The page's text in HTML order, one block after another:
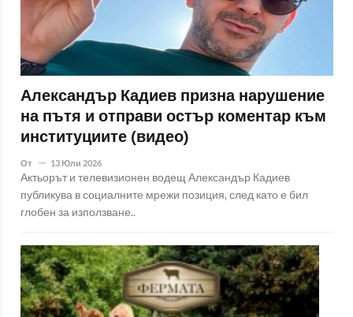
Александър Кадиев призна нарушение
на пътя и отправи остър коментар към
институциите (видео)
От 13 Юли 2026
Актьорът и телевизионен водещ Александър Кадиев
публикува в социалните мрежи позиция, след като е бил
глобен за използване..